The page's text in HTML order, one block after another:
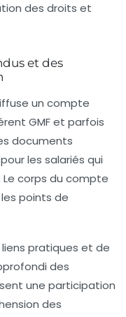
des droits et
et des
un compte
GMF et parfois
documents
les salariés qui
Le corps du compte
points de
pratiques et de
des
une participation
des